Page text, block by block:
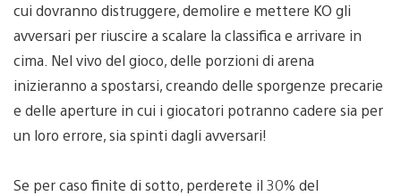
cui dovranno distruggere, demolire e mettere KO gli
avversari per riuscire a scalare la classifica e arrivare in
cima. Nel vivo del gioco, delle porzioni di arena
inizieranno a spostarsi, creando delle sporgenze precarie
e delle aperture in cui i giocatori potranno cadere sia per
un loro errore, sia spinti dagli avversari!
Se per caso finite di sotto, perderete il 30% del